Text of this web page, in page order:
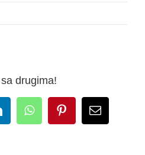
drugima!
WhatsAppPinterestEmail